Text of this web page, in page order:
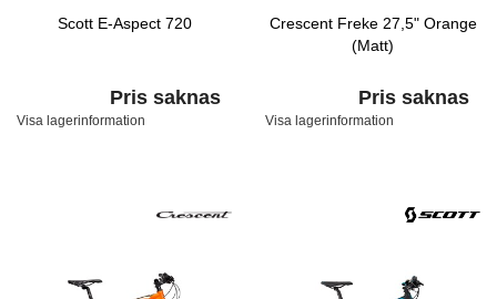
Scott E-Aspect 720
Pris saknas
Visa lagerinformation
Crescent Freke 27,5" Orange
(Matt)
Pris saknas
Visa lagerinformation